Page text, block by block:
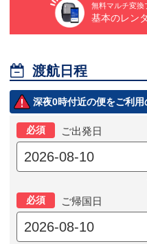
無料マルチ変換
基本のレン
 渡航日程
深夜0時付近の便をご利用
必須 ご出発日
必須 ご帰国日